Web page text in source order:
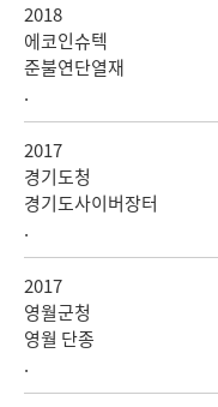
2018
에코인슈텍
준불연단열재
.
2017
경기도청
경기도사이버장터
.
2017
영월군청
영월 단종
.